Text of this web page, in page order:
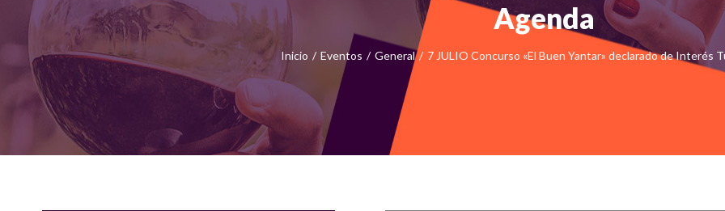
Agenda
Inicio / Eventos / General / 7 JULIO Concurso «El Buen Yantar» declarado de Interés